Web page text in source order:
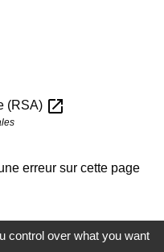
(RSA) open_in_new
erreur sur cette page
control over what you want